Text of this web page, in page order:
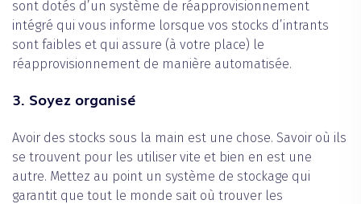
sont dotés d’un système de réapprovisionnement
intégré qui vous informe lorsque vos stocks d’intrants
sont faibles et qui assure (à votre place) le
réapprovisionnement de manière automatisée.
3. Soyez organisé
Avoir des stocks sous la main est une chose. Savoir où ils
se trouvent pour les utiliser vite et bien en est une
autre. Mettez au point un système de stockage qui
garantit que tout le monde sait où trouver les